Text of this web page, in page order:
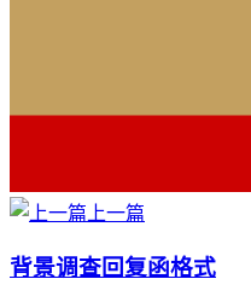
上一篇
背景调查回复函格式